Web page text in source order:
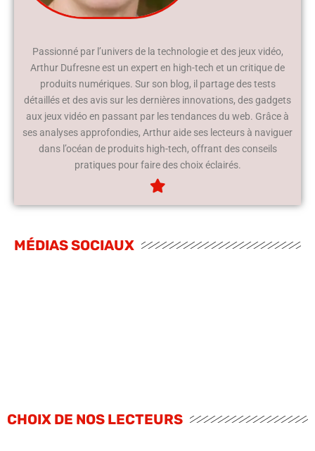
Passionné par l’univers de la technologie et des jeux vidéo,
Arthur Dufresne est un expert en high-tech et un critique de
produits numériques. Sur son blog, il partage des tests
détaillés et des avis sur les dernières innovations, des gadgets
aux jeux vidéo en passant par les tendances du web. Grâce à
ses analyses approfondies, Arthur aide ses lecteurs à naviguer
dans l’océan de produits high-tech, offrant des conseils
pratiques pour faire des choix éclairés.
MÉDIAS SOCIAUX
CHOIX DE NOS LECTEURS